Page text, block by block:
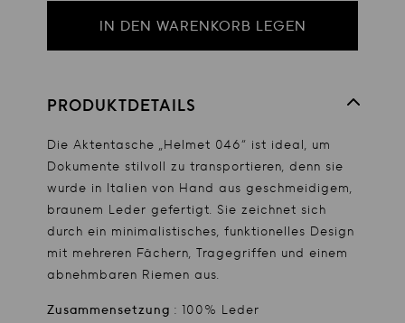
IN DEN WARENKORB LEGEN
PRODUKTDETAILS
Die Aktentasche „Helmet 046“ ist ideal, um
Dokumente stilvoll zu transportieren, denn sie
wurde in Italien von Hand aus geschmeidigem,
braunem Leder gefertigt. Sie zeichnet sich
durch ein minimalistisches, funktionelles Design
mit mehreren Fächern, Tragegriffen und einem
abnehmbaren Riemen aus.
Zusammensetzung : 100% Leder